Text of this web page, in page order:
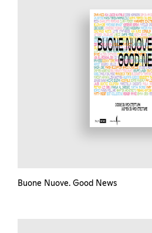
Buone Nuove. Good News